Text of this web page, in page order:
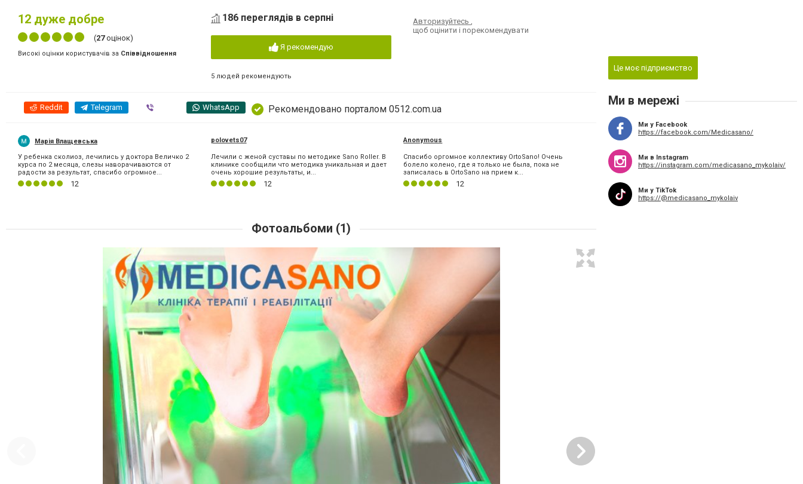
12 дуже добре
(27оцінок)
Високі оцінки користувачів за Співвідношення
186 переглядів в серпні
Я рекомендую
5 людей рекомендують
Авторизуйтесь
щоб оцінити і порекомендувати
Reddit Telegram WhatsApp Рекомендовано порталом 0512.com.ua
Марія Влащевська
У ребенка сколиоз, лечились у доктора Величко 2
курса по 2 месяца, слезы наворачиваются от
радости за результат, спасибо огромное...
12
polovets07
Лечили с женой суставы по методике Sano Roller. В
клинике сообщили что методика уникальная и дает
очень хорошие результаты, и...
12
Anonymous
Спасибо оргомное коллективу OrtoSano! Очень
болело колено, где я только не была, пока не
записалась в OrtoSano на прием к...
12
Фотоальбоми (1)
Це моє підприємство
Ми в мережі
Ми у Facebook
https://facebook.com/Medicasano/
Ми в Instagram
https://instagram.com/medicasano_mykolaiv/
Ми у TikTok
https://@medicasano_mykolaiv